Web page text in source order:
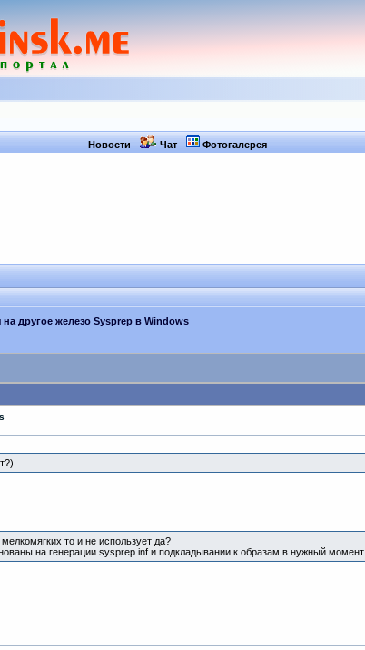
Новости Чат Фотогалерея
другое железо Sysprep в Windows
то и не использует да?
на генерации sysprep.inf и подкладывании к образам в нужный момент